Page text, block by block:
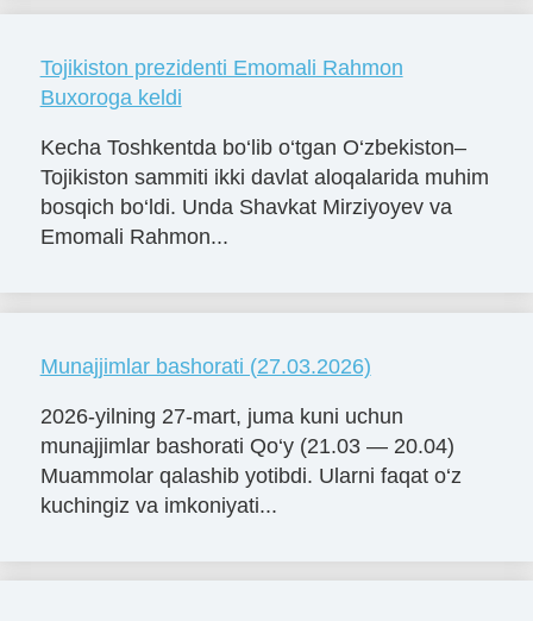
Tojikiston prezidenti Emomali Rahmon
Buxoroga keldi
Kecha Toshkentda bo‘lib o‘tgan O‘zbekiston–
Tojikiston sammiti ikki davlat aloqalarida muhim
bosqich bo‘ldi. Unda Shavkat Mirziyoyev va
Emomali Rahmon...
Munajjimlar bashorati (27.03.2026)
2026-yilning 27-mart, juma kuni uchun
munajjimlar bashorati Qo‘y (21.03 — 20.04)
Muammolar qalashib yotibdi. Ularni faqat o‘z
kuchingiz va imkoniyati...